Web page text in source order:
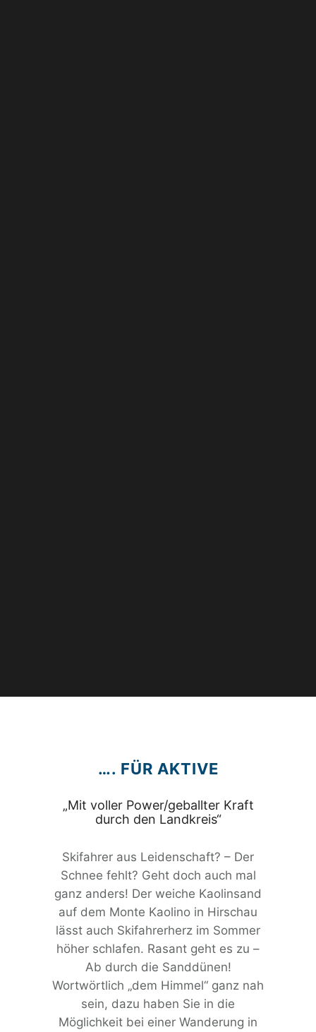
…. FÜR AKTIVE
„Mit voller Power/geballter Kraft
durch den Landkreis“
Skifahrer aus Leidenschaft? – Der
Schnee fehlt? Geht doch auch mal
ganz anders! Der weiche Kaolinsand
auf dem Monte Kaolino in Hirschau
lässt auch Skifahrerherz im Sommer
höher schlafen. Rasant geht es zu –
Ab durch die Sanddünen!
Wortwörtlich „dem Himmel“ ganz nah
sein, dazu haben Sie in die
Möglichkeit bei einer Wanderung in